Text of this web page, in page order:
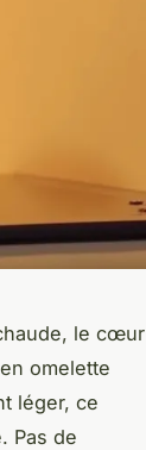
le cœur
omelette
léger, ce
Pas de